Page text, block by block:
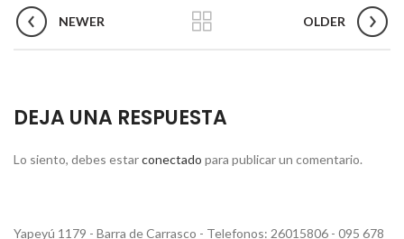
NEWER OLDER
DEJA UNA RESPUESTA
Lo siento, debes estarconectado para publicar un comentario.
Yapeyú 1179 - Barra de Carrasco - Telefonos: 26015806 - 095 678